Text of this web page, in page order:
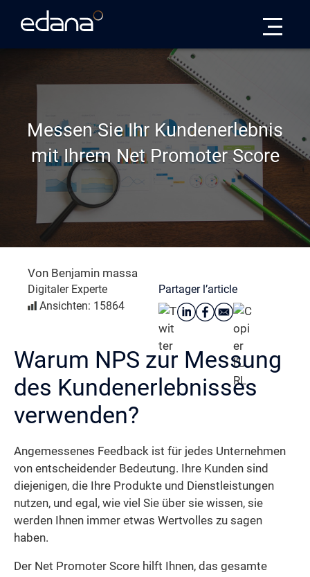
Messen Sie Ihr Kundenerlebnis
mit Ihrem Net Promoter Score
Von Benjamin massa
Digitaler Experte
Ansichten: 15864
Partager l’article
Warum NPS zur Messung
des Kundenerlebnisses
verwenden?
Angemessenes Feedback ist für jedes Unternehmen
von entscheidender Bedeutung. Ihre Kunden sind
diejenigen, die Ihre Produkte und Dienstleistungen
nutzen, und egal, wie viel Sie über sie wissen, sie
werden Ihnen immer etwas Wertvolles zu sagen
haben.
Der Net Promoter Score hilft Ihnen, das gesamte